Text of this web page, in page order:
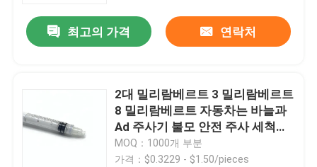
최고의 가격 연락처
2대 밀리람베르트 3 밀리람베르트
8 밀리람베르트 자동차는 바늘과
Ad 주사기 불모 안전 주사 세척을
무력하게 합니다
MOQ：1000개 부분
가격：$0.3229 - $1.50/pieces